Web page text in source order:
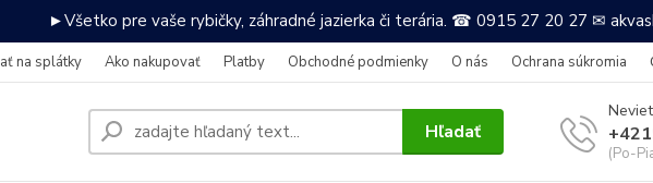
►Všetko pre vaše rybičky, záhradné jazierka či terária. ☎ 0915 27 20 27 ✉
na splátky Ako nakupovať Platby Obchodné podmienky O nás Ochrana súkromia
Hľadať
(Po-